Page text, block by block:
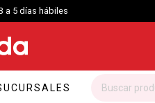
a 5 días hábiles